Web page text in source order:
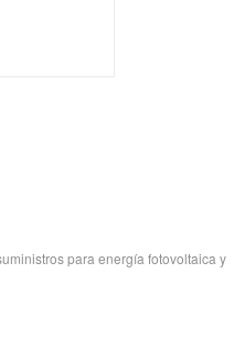
para energía fotovoltaica y